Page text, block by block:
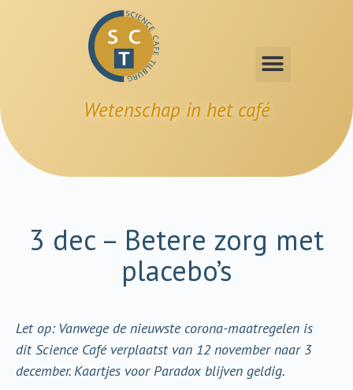
Wetenschap in het café
3 dec – Betere zorg met
placebo’s
Let op: Vanwege de nieuwste corona-maatregelen is
dit Science Café verplaatst van 12 november naar 3
december. Kaartjes voor Paradox blijven geldig.